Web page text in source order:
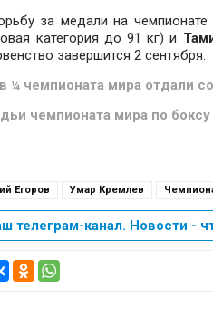
за медали на
категория до 91 кг) и
завершится 2 сентября.
¼ чемпионата мира отдали
чемпионата мира по
Егоров Умар Кремлев
телеграм-канал. Новости -